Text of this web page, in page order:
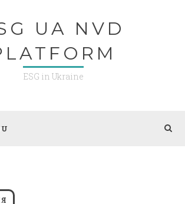
UA NVD
ESG in Ukraine